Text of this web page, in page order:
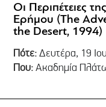
Οι Περιπέτειες
Ερήμου (The
the Desert, 1994)
Πότε:Δευτέρα, 19
Που:Ακαδημία